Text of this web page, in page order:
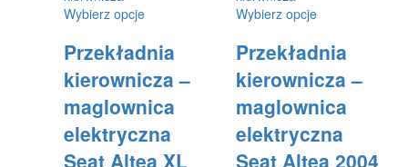
wariantów.
można
na
stronie
Wybierz opcjeTen
ma
wariantów.
Opcje
wybrać
na
Przekładnia
kierownicza –
maglownica
elektryczna
Seat Altea XL
Wybierz opcjeTen
ma
wariantów.
Opcje
wybrać
na
Przekładnia
kierownicza –
maglownica
elektryczna
Seat Altea 2004